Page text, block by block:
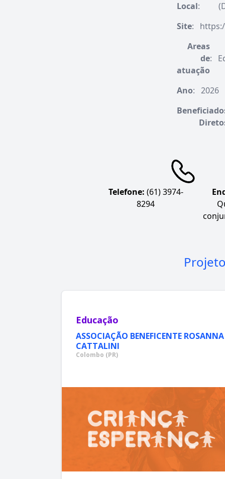
Local:
Site:
Areas
de
atuação
:
Ano: 2026
Telefone: (61) 3974-
8294
Educação
ASSOCIAÇÃO BENEFICENTE ROSANNA
CATTALINI
Colombo (PR)